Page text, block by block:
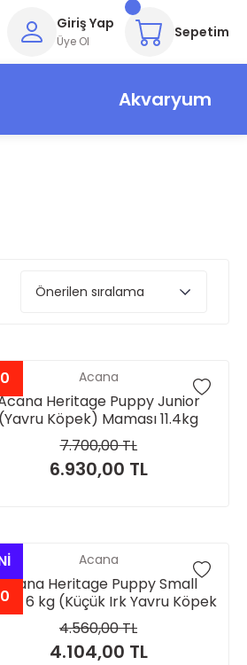
Giriş Yap
Üye Ol
Sepetim
Akvaryum
Acana
Heritage Puppy Junior
(Yavru Köpek) Maması 11.4kg
7.700,00 TL
6.930,00 TL
Acana
Acana Heritage Puppy Small
6 kg (Küçük Irk Yavru Köpek
Maması)
4.560,00 TL
4.104,00 TL